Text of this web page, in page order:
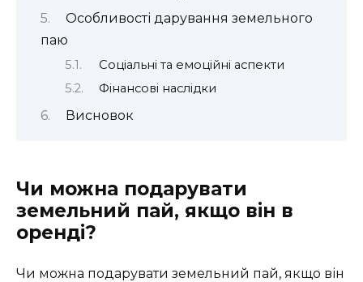
Особливості дарування земельного
паю
Соціальні та емоційні аспекти
Фінансові наслідки
Висновок
Чи можна подарувати
земельний пай, якщо він в
оренді?
Чи можна подарувати земельний пай, якщо він